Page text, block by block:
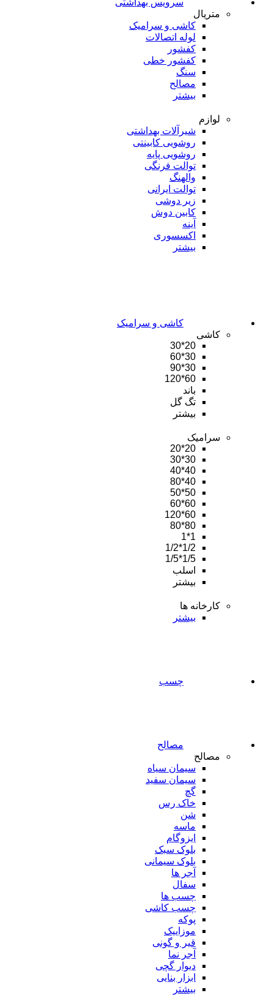
سرویس بهداشتی
متریال
کاشی و سرامیک
لوله اتصالات
کفشور
کفشور خطی
سنگ
مصالح
بیشتر
لوازم
شیرآلات بهداشتی
روشویی کابینتی
روشویی پایه
توالت فرنگی
والهنگ
توالت ایرانی
زیر دوشی
کابین دوش
آینه
اکسسوری
بیشتر
کاشی و سرامیک
کاشی
20*30
30*60
30*90
60*120
باند
تگ گل
بیشتر
سرامیک
20*20
30*30
40*40
40*80
50*50
60*60
60*120
80*80
1*1
1/2*1/2
1/5*1/5
اسلب
بیشتر
کارخانه ها
بیشتر
چسب
مصالح
مصالح
سیمان سیاه
سیمان سفید
گچ
خاک رس
شن
ماسه
ایزوگام
بلوک سبک
بلوک سیمانی
آجر ها
سفال
چسب ها
چسب کاشی
پوکه
موزاییک
قیر و گونی
آجر نما
دیوار گچی
ابزار بنایی
بیشتر